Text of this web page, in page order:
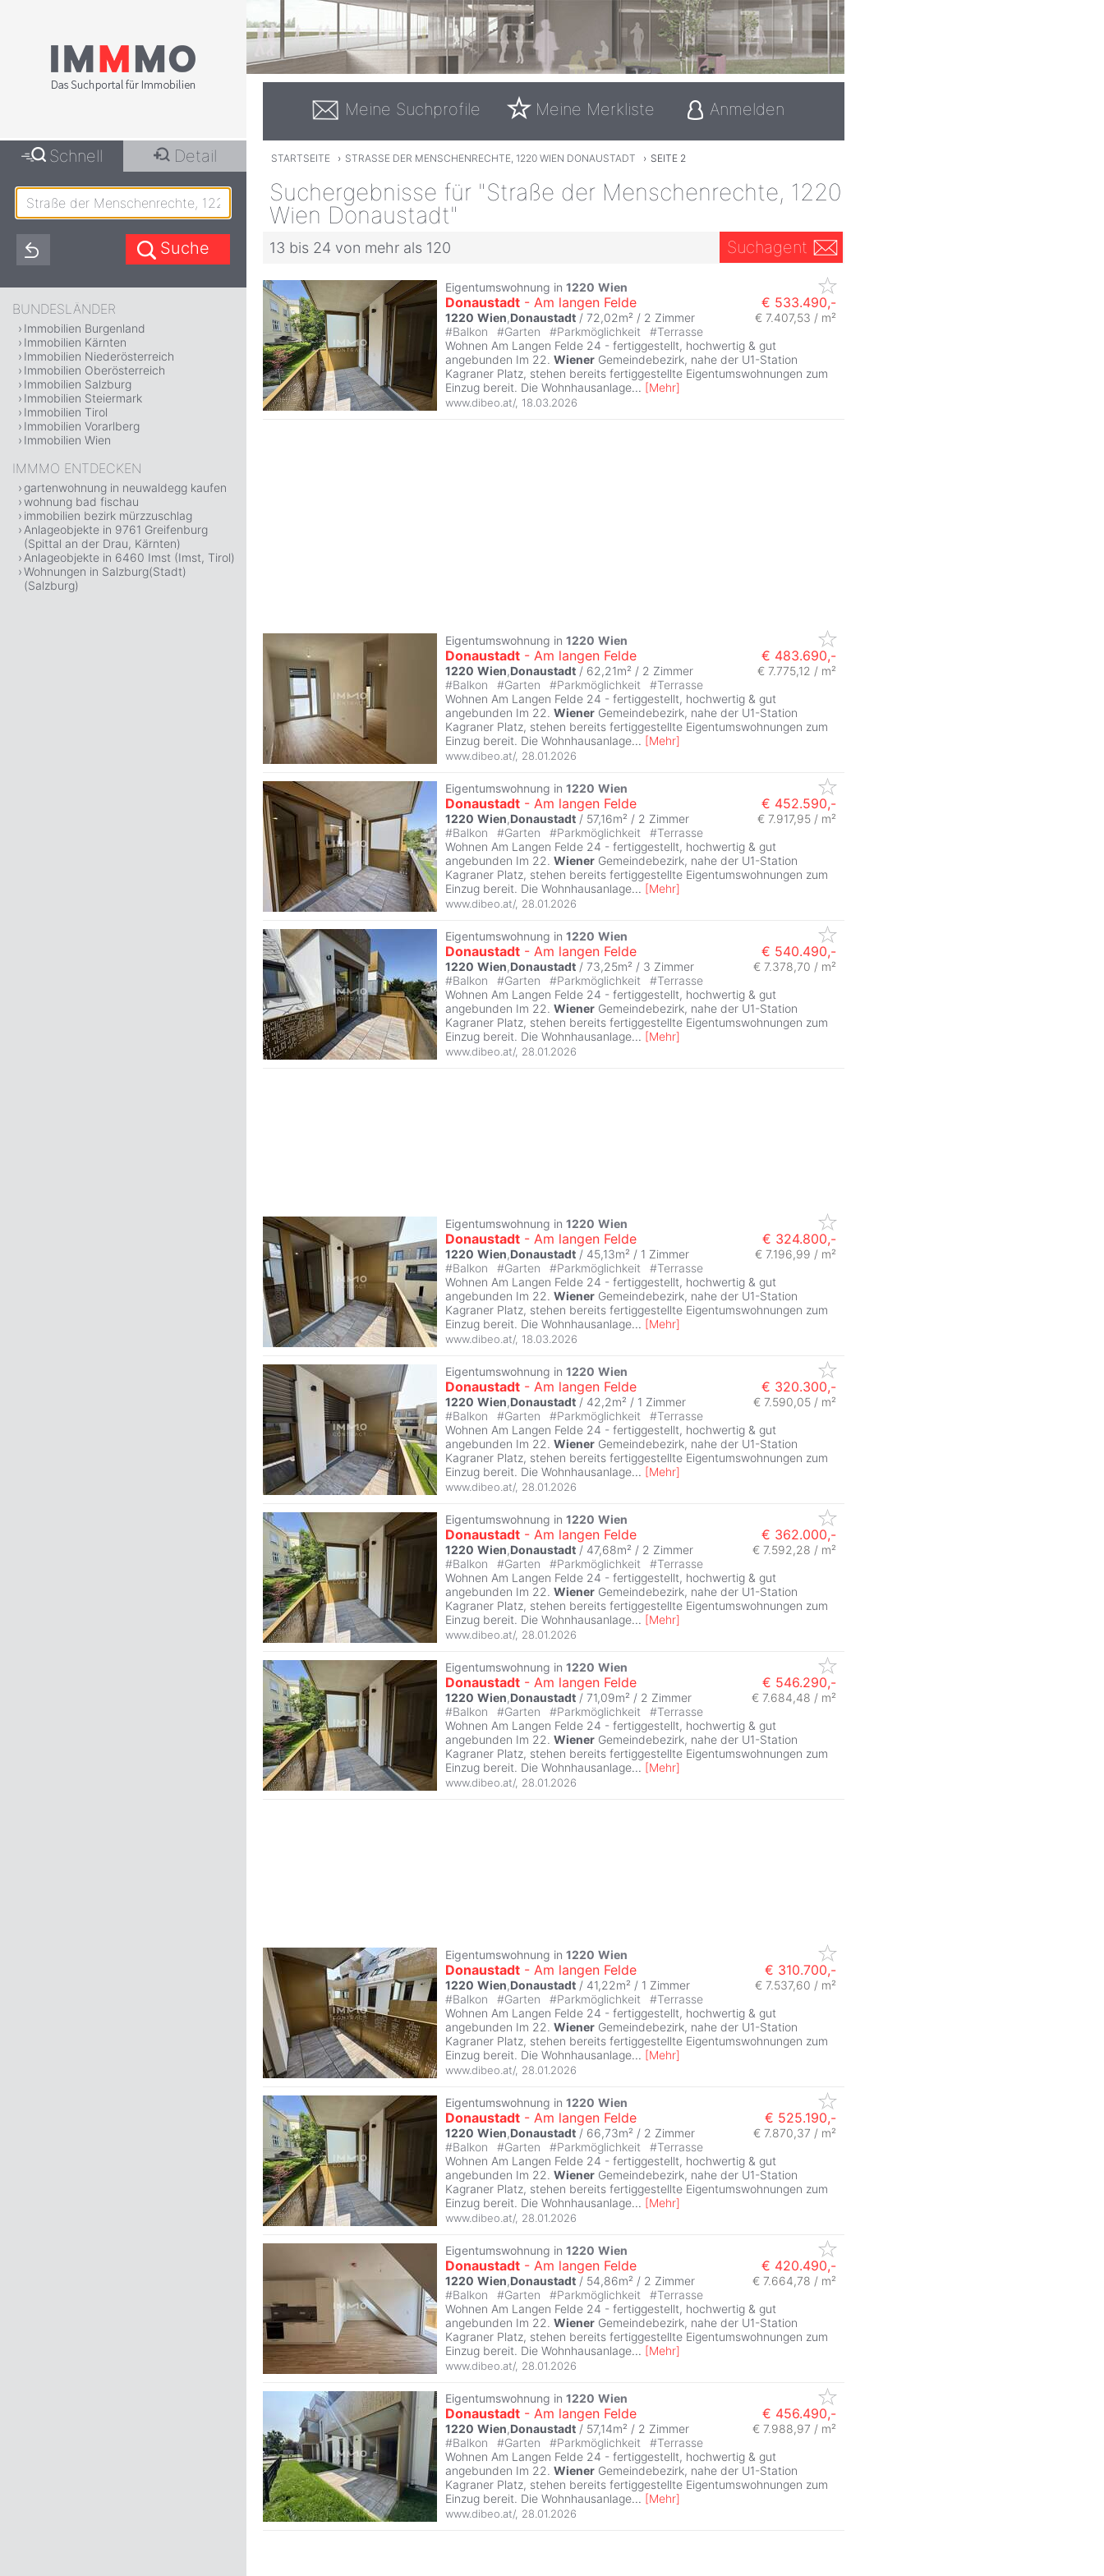
Meine Suchprofile Meine Merkliste Anmelden
STARTSEITE › STRASSE DER MENSCHENRECHTE, 1220 WIEN DONAUSTADT › SEITE 2
Suchergebnisse für "Straße der Menschenrechte, 1220
Wien Donaustadt"
13 bis 24 von mehr als 120 Suchagent
Eigentumswohnung in 1220 Wien
Donaustadt - Am langen Felde € 533.490,-
1220 Wien,Donaustadt / 72,02m² / 2 Zimmer
€ 7.407,53 / m²
#Balkon #Garten #Parkmöglichkeit #Terrasse
Wohnen Am Langen Felde 24 - fertiggestellt, hochwertig & gut
angebunden Im 22. Wiener Gemeindebezirk, nahe der U1-Station
Kagraner Platz, stehen bereits fertiggestellte Eigentumswohnungen zum
Einzug bereit. Die Wohnhausanlage... [Mehr]
www.dibeo.at/, 18.03.2026
Eigentumswohnung in 1220 Wien
Donaustadt - Am langen Felde € 483.690,-
1220 Wien,Donaustadt / 62,21m² / 2 Zimmer
€ 7.775,12 / m²
#Balkon #Garten #Parkmöglichkeit #Terrasse
Wohnen Am Langen Felde 24 - fertiggestellt, hochwertig & gut
angebunden Im 22. Wiener Gemeindebezirk, nahe der U1-Station
Kagraner Platz, stehen bereits fertiggestellte Eigentumswohnungen zum
Einzug bereit. Die Wohnhausanlage... [Mehr]
www.dibeo.at/, 28.01.2026
Eigentumswohnung in 1220 Wien
Donaustadt - Am langen Felde € 452.590,-
1220 Wien,Donaustadt / 57,16m² / 2 Zimmer
€ 7.917,95 / m²
#Balkon #Garten #Parkmöglichkeit #Terrasse
Wohnen Am Langen Felde 24 - fertiggestellt, hochwertig & gut
angebunden Im 22. Wiener Gemeindebezirk, nahe der U1-Station
Kagraner Platz, stehen bereits fertiggestellte Eigentumswohnungen zum
Einzug bereit. Die Wohnhausanlage... [Mehr]
www.dibeo.at/, 28.01.2026
Eigentumswohnung in 1220 Wien
Donaustadt - Am langen Felde € 540.490,-
1220 Wien,Donaustadt / 73,25m² / 3 Zimmer
€ 7.378,70 / m²
#Balkon #Garten #Parkmöglichkeit #Terrasse
Wohnen Am Langen Felde 24 - fertiggestellt, hochwertig & gut
angebunden Im 22. Wiener Gemeindebezirk, nahe der U1-Station
Kagraner Platz, stehen bereits fertiggestellte Eigentumswohnungen zum
Einzug bereit. Die Wohnhausanlage... [Mehr]
www.dibeo.at/, 28.01.2026
Eigentumswohnung in 1220 Wien
Donaustadt - Am langen Felde € 324.800,-
1220 Wien,Donaustadt / 45,13m² / 1 Zimmer
€ 7.196,99 / m²
#Balkon #Garten #Parkmöglichkeit #Terrasse
Wohnen Am Langen Felde 24 - fertiggestellt, hochwertig & gut
angebunden Im 22. Wiener Gemeindebezirk, nahe der U1-Station
Kagraner Platz, stehen bereits fertiggestellte Eigentumswohnungen zum
Einzug bereit. Die Wohnhausanlage... [Mehr]
www.dibeo.at/, 18.03.2026
Eigentumswohnung in 1220 Wien
Donaustadt - Am langen Felde € 320.300,-
1220 Wien,Donaustadt / 42,2m² / 1 Zimmer
€ 7.590,05 / m²
#Balkon #Garten #Parkmöglichkeit #Terrasse
Wohnen Am Langen Felde 24 - fertiggestellt, hochwertig & gut
angebunden Im 22. Wiener Gemeindebezirk, nahe der U1-Station
Kagraner Platz, stehen bereits fertiggestellte Eigentumswohnungen zum
Einzug bereit. Die Wohnhausanlage... [Mehr]
www.dibeo.at/, 28.01.2026
Eigentumswohnung in 1220 Wien
Donaustadt - Am langen Felde € 362.000,-
1220 Wien,Donaustadt / 47,68m² / 2 Zimmer
€ 7.592,28 / m²
#Balkon #Garten #Parkmöglichkeit #Terrasse
Wohnen Am Langen Felde 24 - fertiggestellt, hochwertig & gut
angebunden Im 22. Wiener Gemeindebezirk, nahe der U1-Station
Kagraner Platz, stehen bereits fertiggestellte Eigentumswohnungen zum
Einzug bereit. Die Wohnhausanlage... [Mehr]
www.dibeo.at/, 28.01.2026
Eigentumswohnung in 1220 Wien
Donaustadt - Am langen Felde € 546.290,-
1220 Wien,Donaustadt / 71,09m² / 2 Zimmer
€ 7.684,48 / m²
#Balkon #Garten #Parkmöglichkeit #Terrasse
Wohnen Am Langen Felde 24 - fertiggestellt, hochwertig & gut
angebunden Im 22. Wiener Gemeindebezirk, nahe der U1-Station
Kagraner Platz, stehen bereits fertiggestellte Eigentumswohnungen zum
Einzug bereit. Die Wohnhausanlage... [Mehr]
www.dibeo.at/, 28.01.2026
Eigentumswohnung in 1220 Wien
Donaustadt - Am langen Felde € 310.700,-
1220 Wien,Donaustadt / 41,22m² / 1 Zimmer
€ 7.537,60 / m²
#Balkon #Garten #Parkmöglichkeit #Terrasse
Wohnen Am Langen Felde 24 - fertiggestellt, hochwertig & gut
angebunden Im 22. Wiener Gemeindebezirk, nahe der U1-Station
Kagraner Platz, stehen bereits fertiggestellte Eigentumswohnungen zum
Einzug bereit. Die Wohnhausanlage... [Mehr]
www.dibeo.at/, 28.01.2026
Eigentumswohnung in 1220 Wien
Donaustadt - Am langen Felde € 525.190,-
1220 Wien,Donaustadt / 66,73m² / 2 Zimmer
€ 7.870,37 / m²
#Balkon #Garten #Parkmöglichkeit #Terrasse
Wohnen Am Langen Felde 24 - fertiggestellt, hochwertig & gut
angebunden Im 22. Wiener Gemeindebezirk, nahe der U1-Station
Kagraner Platz, stehen bereits fertiggestellte Eigentumswohnungen zum
Einzug bereit. Die Wohnhausanlage... [Mehr]
www.dibeo.at/, 28.01.2026
Eigentumswohnung in 1220 Wien
Donaustadt - Am langen Felde € 420.490,-
1220 Wien,Donaustadt / 54,86m² / 2 Zimmer
€ 7.664,78 / m²
#Balkon #Garten #Parkmöglichkeit #Terrasse
Wohnen Am Langen Felde 24 - fertiggestellt, hochwertig & gut
angebunden Im 22. Wiener Gemeindebezirk, nahe der U1-Station
Kagraner Platz, stehen bereits fertiggestellte Eigentumswohnungen zum
Einzug bereit. Die Wohnhausanlage... [Mehr]
www.dibeo.at/, 28.01.2026
Eigentumswohnung in 1220 Wien
Donaustadt - Am langen Felde € 456.490,-
1220 Wien,Donaustadt / 57,14m² / 2 Zimmer
€ 7.988,97 / m²
#Balkon #Garten #Parkmöglichkeit #Terrasse
Wohnen Am Langen Felde 24 - fertiggestellt, hochwertig & gut
angebunden Im 22. Wiener Gemeindebezirk, nahe der U1-Station
Kagraner Platz, stehen bereits fertiggestellte Eigentumswohnungen zum
Einzug bereit. Die Wohnhausanlage... [Mehr]
www.dibeo.at/, 28.01.2026
Schnell Detail
BUNDESLÄNDER
Immobilien Burgenland
Immobilien Kärnten
Immobilien Niederösterreich
Immobilien Oberösterreich
Immobilien Salzburg
Immobilien Steiermark
Immobilien Tirol
Immobilien Vorarlberg
Immobilien Wien
IMMMO ENTDECKEN
gartenwohnung in neuwaldegg kaufen
wohnung bad fischau
immobilien bezirk mürzzuschlag
Anlageobjekte in 9761 Greifenburg
(Spittal an der Drau, Kärnten)
Anlageobjekte in 6460 Imst (Imst, Tirol)
Wohnungen in Salzburg(Stadt)
(Salzburg)